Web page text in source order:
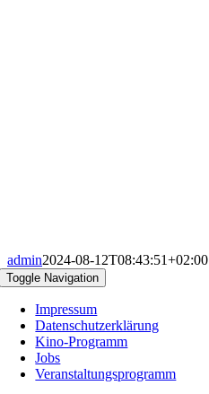
admin2024-08-12T08:43:51+02:00
Toggle Navigation
Impressum
Datenschutzerklärung
Kino-Programm
Jobs
Veranstaltungsprogramm